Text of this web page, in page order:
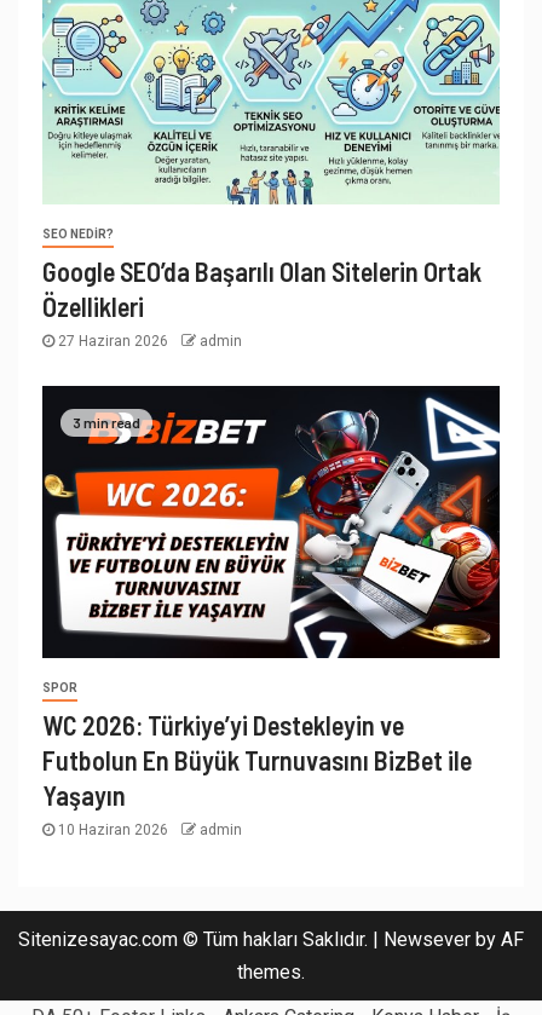
SEO NEDIR?
Google SEO’da Başarılı Olan Sitelerin Ortak
Özellikleri
27 Haziran 2026 admin
3 min read
SPOR
WC 2026: Türkiye’yi Destekleyin ve
Futbolun En Büyük Turnuvasını BizBet ile
Yaşayın
10 Haziran 2026 admin
Sitenizesayac.com © Tüm hakları Saklıdır. | Newsever by AF
themes.